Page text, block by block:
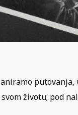
putovanja,
životu; pod